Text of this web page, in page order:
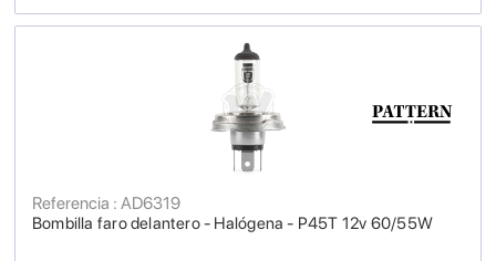
Bombilla faro delantero - Halógena - P45T 12v 60/55W
Referencia : AD6319